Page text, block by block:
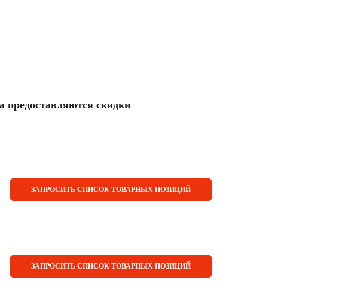
предоставляются скидки
ЗАПРОСИТЬ СПИСОК ТОВАРНЫХ ПОЗИЦИЙ
ЗАПРОСИТЬ СПИСОК ТОВАРНЫХ ПОЗИЦИЙ